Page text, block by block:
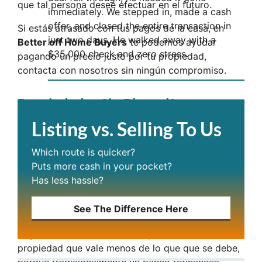
que tal persona desee efectuar en el futuro.
Si estás atrasado con tus pagos de la casa, en
Better off Home Buyerste podemos ayudar
pagando un precio justo por tu propiedad,
contacta con nosotros sin ningún compromiso.
Propiedades Sin Plusvalía
(Overleveraged)
Se dice que una propiedad tiene poco o nada de
Plusvalía, Overleverageden Inglés, cuando su valor
es menor a las deudas y obligaciones que tiene,
esto puede ocurrir por una baja en el mercado, o
por problemas financieros de las personas.
Normalmente los bancos rechazan todo intento de
propiedad que vale menos de lo que que se debe,
immediately. We stepped in, made a cash
offer, and closed the entire transaction in
just two days. He walked away with a
$35,000 check and zero stress.
Listing vs. Selling To Us
Which route is quicker?
Puts more cash in your pocket?
Has less hassle?
See The Difference Here